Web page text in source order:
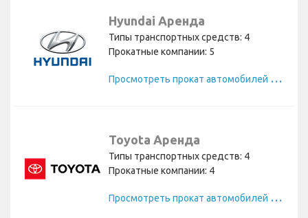
Hyundai Аренда
Типы транспортных средств: 4
Прокатные компании: 5
П
росмотреть прокат автомобилей Hyundai
Toyota Аренда
Типы транспортных средств: 4
Прокатные компании: 4
П
росмотреть прокат автомобилей Toyota